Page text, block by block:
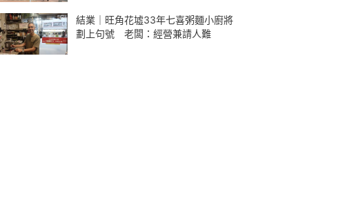
結業｜旺角花墟33年七喜粥麵小廚將
劃上句號 老闆：經營兼請人難